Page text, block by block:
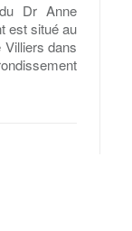
Dr Anne
est situé au
dans